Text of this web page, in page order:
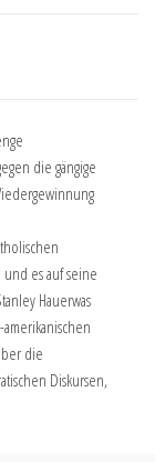
die gängige
es auf seine
Hauerwas
die
Diskursen,